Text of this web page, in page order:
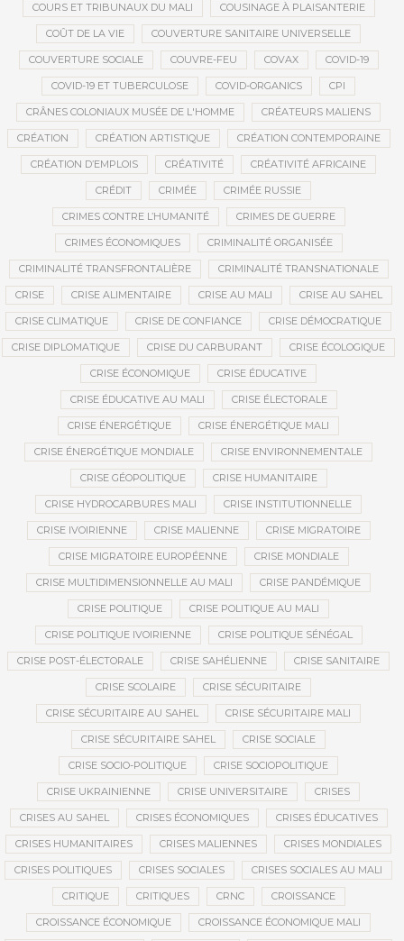
COURS ET TRIBUNAUX DU MALI COUSINAGE À PLAISANTERIE
COÛT DE LA VIE COUVERTURE SANITAIRE UNIVERSELLE
COUVERTURE SOCIALE COUVRE-FEU COVAX COVID-19
COVID-19 ET TUBERCULOSE COVID-ORGANICS CPI
CRÂNES COLONIAUX MUSÉE DE L'HOMME CRÉATEURS MALIENS
CRÉATION CRÉATION ARTISTIQUE CRÉATION CONTEMPORAINE
CRÉATION D’EMPLOIS CRÉATIVITÉ CRÉATIVITÉ AFRICAINE
CRÉDIT CRIMÉE CRIMÉE RUSSIE
CRIMES CONTRE L’HUMANITÉ CRIMES DE GUERRE
CRIMES ÉCONOMIQUES CRIMINALITÉ ORGANISÉE
CRIMINALITÉ TRANSFRONTALIÈRE CRIMINALITÉ TRANSNATIONALE
CRISE CRISE ALIMENTAIRE CRISE AU MALI CRISE AU SAHEL
CRISE CLIMATIQUE CRISE DE CONFIANCE CRISE DÉMOCRATIQUE
CRISE DIPLOMATIQUE CRISE DU CARBURANT CRISE ÉCOLOGIQUE
CRISE ÉCONOMIQUE CRISE ÉDUCATIVE
CRISE ÉDUCATIVE AU MALI CRISE ÉLECTORALE
CRISE ÉNERGÉTIQUE CRISE ÉNERGÉTIQUE MALI
CRISE ÉNERGÉTIQUE MONDIALE CRISE ENVIRONNEMENTALE
CRISE GÉOPOLITIQUE CRISE HUMANITAIRE
CRISE HYDROCARBURES MALI CRISE INSTITUTIONNELLE
CRISE IVOIRIENNE CRISE MALIENNE CRISE MIGRATOIRE
CRISE MIGRATOIRE EUROPÉENNE CRISE MONDIALE
CRISE MULTIDIMENSIONNELLE AU MALI CRISE PANDÉMIQUE
CRISE POLITIQUE CRISE POLITIQUE AU MALI
CRISE POLITIQUE IVOIRIENNE CRISE POLITIQUE SÉNÉGAL
CRISE POST-ÉLECTORALE CRISE SAHÉLIENNE CRISE SANITAIRE
CRISE SCOLAIRE CRISE SÉCURITAIRE
CRISE SÉCURITAIRE AU SAHEL CRISE SÉCURITAIRE MALI
CRISE SÉCURITAIRE SAHEL CRISE SOCIALE
CRISE SOCIO-POLITIQUE CRISE SOCIOPOLITIQUE
CRISE UKRAINIENNE CRISE UNIVERSITAIRE CRISES
CRISES AU SAHEL CRISES ÉCONOMIQUES CRISES ÉDUCATIVES
CRISES HUMANITAIRES CRISES MALIENNES CRISES MONDIALES
CRISES POLITIQUES CRISES SOCIALES CRISES SOCIALES AU MALI
CRITIQUE CRITIQUES CRNC CROISSANCE
CROISSANCE ÉCONOMIQUE CROISSANCE ÉCONOMIQUE MALI